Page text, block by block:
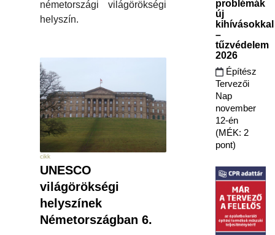
németországi világörökségi
helyszín.
cikk
UNESCO
világörökségi
helyszínek
Németországban 6.
problémák
új
kihívásokkal
–
tűzvédelem
2026
Építész
Tervezői
Nap
november
12-én
(MÉK: 2
pont)